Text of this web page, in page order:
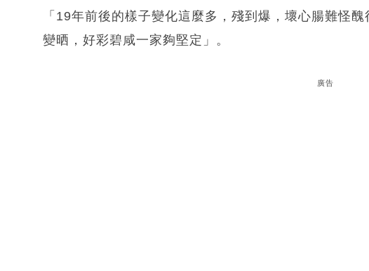
「19年前後的樣子變化這麼多，殘到爆，壞心腸難怪
變晒，好彩碧咸一家夠堅定」。
廣告